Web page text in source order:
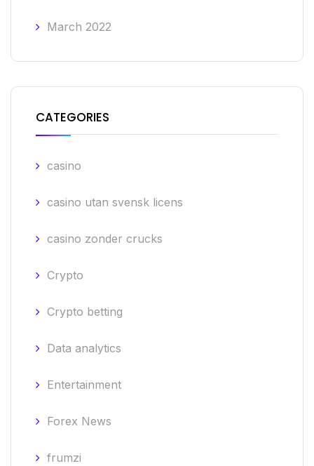
March 2022
CATEGORIES
casino
casino utan svensk licens
casino zonder crucks
Crypto
Crypto betting
Data analytics
Entertainment
Forex News
frumzi